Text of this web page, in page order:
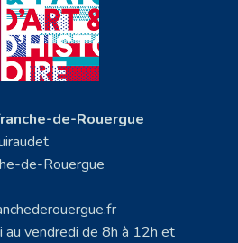
de-Rouergue
de-Rouergue
au vendredi de 8h à 12h et